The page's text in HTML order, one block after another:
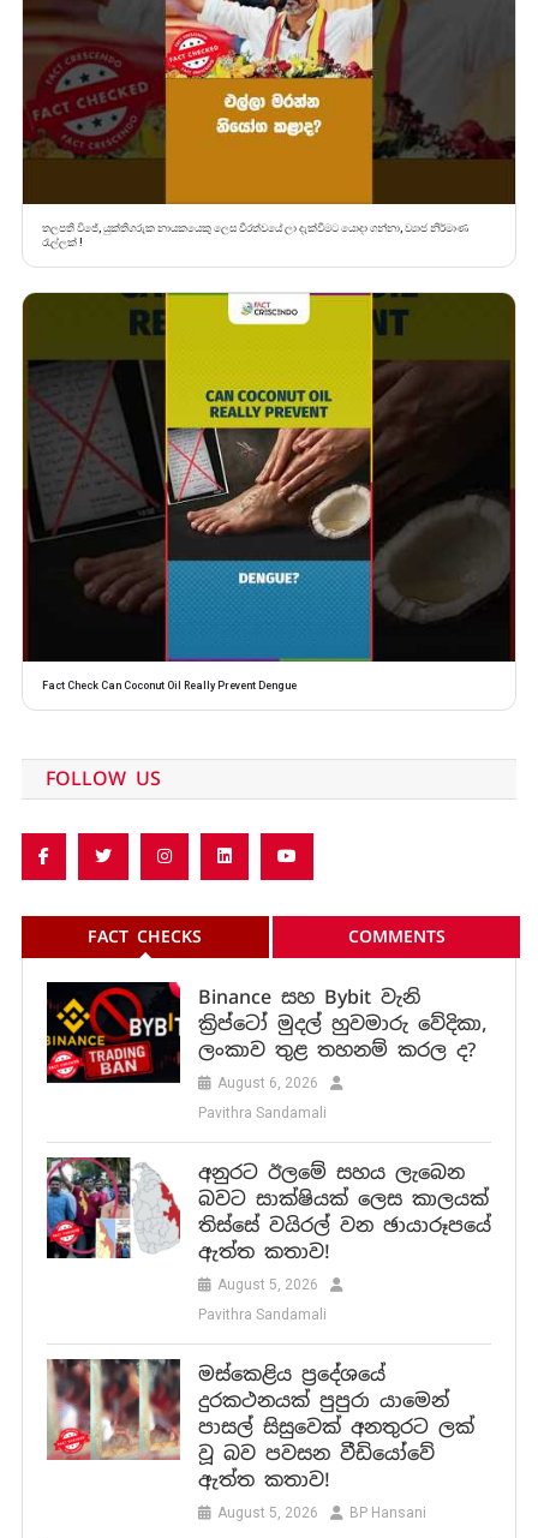
තලපති විජේ, යුක්තිගරුක නායකයෙකු ලෙස වීරත්වයේ ලා දැක්වීමට යොදා ගන්නා, ව්‍යාජ නිර්මාණ
රැල්ලක් !
Fact Check Can Coconut Oil Really Prevent Dengue
FOLLOW US
FACT CHECKS COMMENTS
Binance සහ Bybit වැනි
ක්‍රිප්ටෝ මුදල් හුවමාරු වේදිකා,
ලංකාව තුළ තහනම් කරල ද?
August 6, 2026
Pavithra Sandamali
අනුරට ඊලමේ සහය ලැබෙන
බවට සාක්ෂියක් ලෙස කාලයක්
තිස්සේ වයිරල් වන ඡායාරූපයේ
ඇත්ත කතාව!
August 5, 2026
Pavithra Sandamali
මස්කෙළිය ප්‍රදේශයේ
දුරකථනයක් පුපුරා යාමෙන්
පාසල් සිසුවෙක් අනතුරට ලක්
වූ බව පවසන වීඩියෝවේ
ඇත්ත කතාව!
August 5, 2026 BP Hansani